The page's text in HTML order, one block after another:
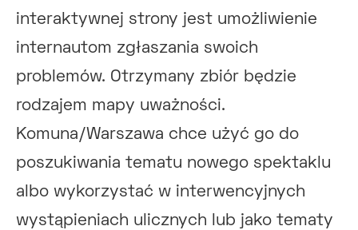
interaktywnej strony jest umożliwienie
internautom zgłaszania swoich
problemów. Otrzymany zbiór będzie
rodzajem mapy uważności.
Komuna/Warszawa chce użyć go do
poszukiwania tematu nowego spektaklu
albo wykorzystać w interwencyjnych
wystąpieniach ulicznych lub jako tematy